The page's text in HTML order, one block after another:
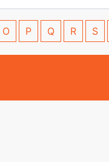
O P Q R S